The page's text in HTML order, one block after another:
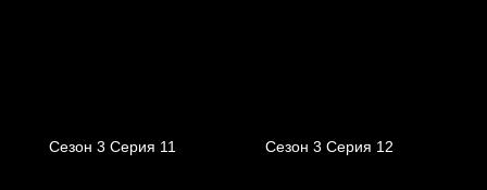
Сезон 3 Серия 11 Сезон 3 Серия 12